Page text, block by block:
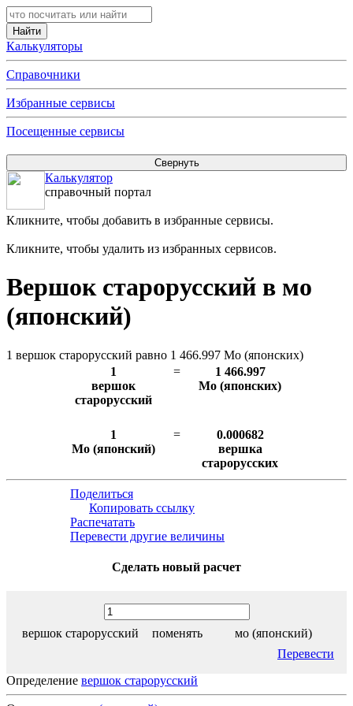
Калькуляторы
Справочники
Избранные сервисы
Посещенные сервисы
Калькулятор
справочный портал
Кликните, чтобы добавить в избранные сервисы.
Кликните, чтобы удалить из избранных сервисов.
Вершок старорусский в мо
(японский)
1 вершок старорусский равно 1 466.997 Мо (японских)
1
вершок
старорусский
=
1 466.997
Мо (японских)
1
Мо (японский)
=
0.000682
вершка
старорусских
Поделиться
Копировать ссылку
Распечатать
Перевести другие величины
Сделать новый расчет
вершок старорусский поменять
мо (японский)
Перевести
Определение вершок старорусский